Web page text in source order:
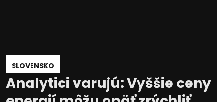
SLOVENSKO
Analytici varujú: Vyššie ceny